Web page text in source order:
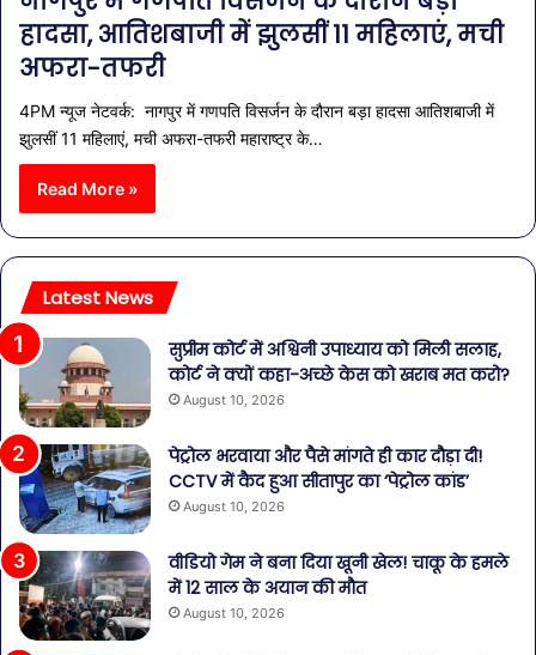
हादसा, आतिशबाजी में झुलसीं 11 महिलाएं, मची
अफरा-तफरी
4PM न्यूज नेटवर्क: नागपुर में गणपति विसर्जन के दौरान बड़ा हादसा आतिशबाजी में
झुलसीं 11 महिलाएं, मची अफरा-तफरी महाराष्ट्र के…
Read More »
Latest News
सुप्रीम कोर्ट में अश्विनी उपाध्याय को मिली सलाह,
कोर्ट ने क्यों कहा-अच्छे केस को खराब मत करो?
August 10, 2026
पेट्रोल भरवाया और पैसे मांगते ही कार दौड़ा दी!
CCTV में कैद हुआ सीतापुर का ‘पेट्रोल कांड’
August 10, 2026
वीडियो गेम ने बना दिया खूनी खेल! चाकू के हमले
में 12 साल के अयान की मौत
August 10, 2026